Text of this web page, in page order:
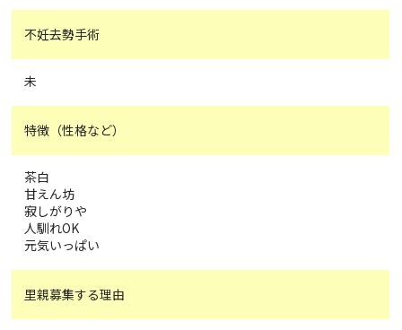
不妊去勢手術
未
特徴（性格など）
茶白
甘えん坊
寂しがりや
人馴れOK
元気いっぱい
里親募集する理由